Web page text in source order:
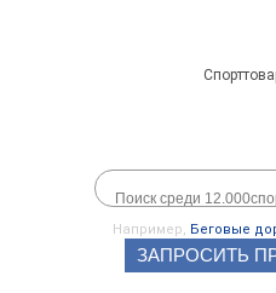
Например, Беговые
ЗАПРОСИТЬ